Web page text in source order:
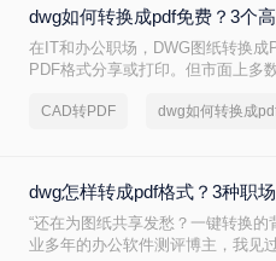
dwg如何转换成pdf免费？3个
在IT和办公职场，DWG图纸转换
PDF格式分享或打印。但市面上多
20+方案，排除WPS、命令行、迅
CAD转PDF dwg如何转换成
dwg怎样转成pdf格式？3种职
“还在为图纸共享发愁？一键转换
业多年的办公软件测评博主，我见